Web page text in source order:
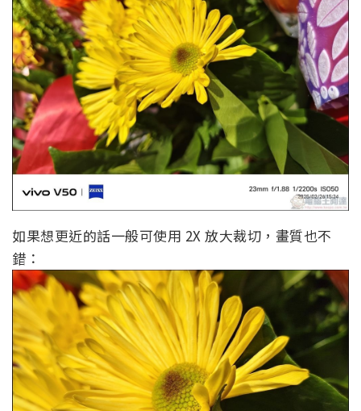
如果想更近的話一般可使用 2X 放大裁切，畫質也不
錯：